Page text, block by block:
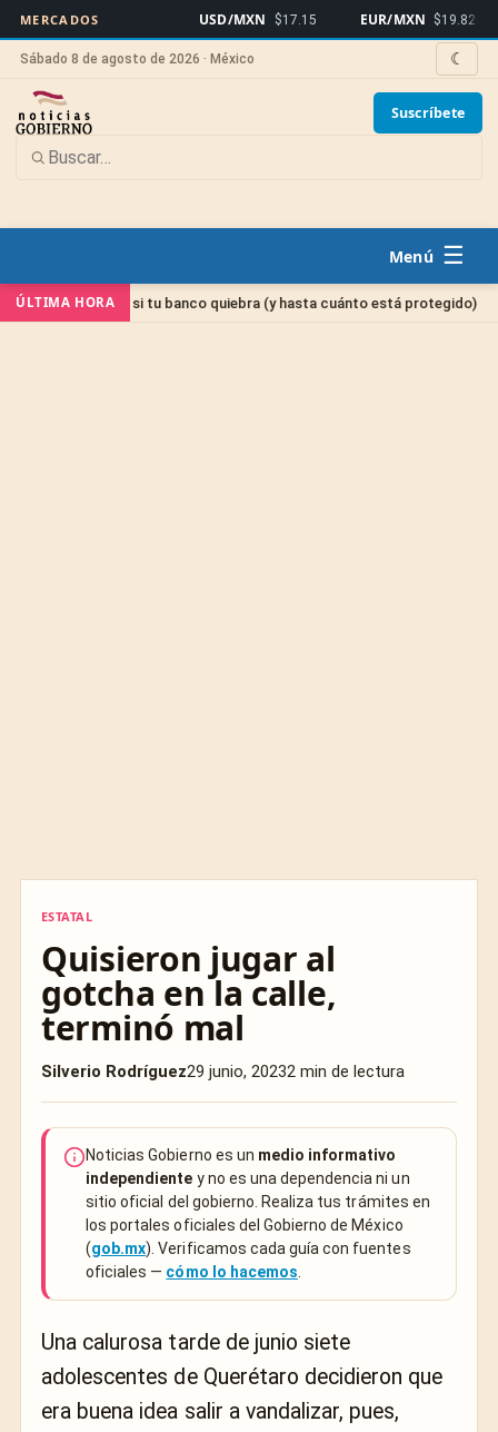
MERCADOS USD/MXN $17.15 EUR/MXN $19.82
Sábado 8 de agosto de 2026 · México ☾
Suscríbete
☰
ÚLTIMA HORA
si tu banco quiebra (y hasta cuánto está protegido) Sin
ESTATAL
Quisieron jugar al
gotcha en la calle,
terminó mal
Silverio Rodríguez29 junio, 20232 min de lectura
Noticias Gobierno es un medio informativo
independiente y no es una dependencia ni un
sitio oficial del gobierno. Realiza tus trámites en
los portales oficiales del Gobierno de México
(gob.mx). Verificamos cada guía con fuentes
oficiales — cómo lo hacemos
Una calurosa tarde de junio siete
adolescentes de Querétaro decidieron que
era buena idea salir a vandalizar, pues,